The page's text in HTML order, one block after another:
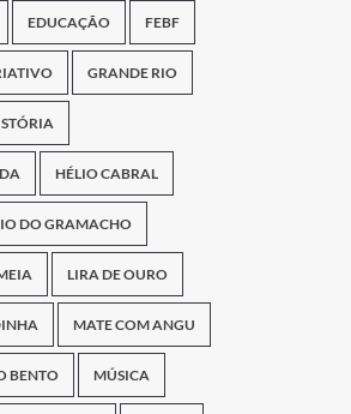
EDUCAÇÃO FEBF
GRANDE RIO
HÉLIO CABRAL
DO GRAMACHO
LIRA DE OURO
MATE COM ANGU
BENTO MÚSICA